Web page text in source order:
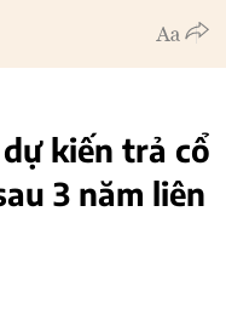
kiến trả cổ
3 năm liên